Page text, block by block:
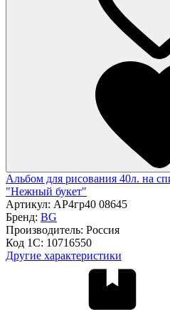
Альбом для рисования 40л. на
"Нежный букет"
Артикул: АР4гр40 08645
Бренд: BG
Производитель: Россия
Код 1С: 10716550
Другие характеристики